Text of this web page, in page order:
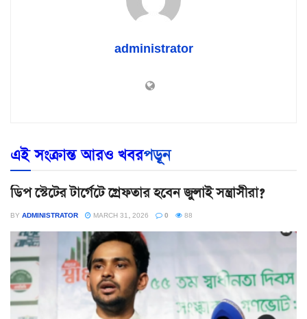
administrator
এই সংক্রান্ত আরও খবরপড়ূন
ডিপ স্টেটের টার্গেটে গ্রেফতার হবেন জুলাই সন্ত্রাসীরা?
BY ADMINISTRATOR MARCH 31, 2026 0 88